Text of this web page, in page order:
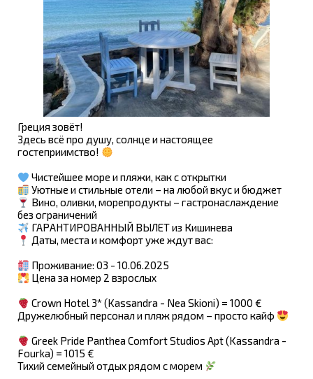
Греция зовёт!
Здесь всё про душу, солнце и настоящее
гостеприимство!
Чистейшее море и пляжи, как с открытки
Уютные и стильные отели – на любой вкус и бюджет
Вино, оливки, морепродукты – гастронаслаждение
без ограничений
ГАРАНТИРОВАННЫЙ ВЫЛЕТ из Кишинева
Даты, места и комфорт уже ждут вас:
Проживание: 03 - 10.06.2025
Цена за номер 2 взрослых
Crown Hotel 3* (Kassandra - Nea Skioni) = 1000 €
Дружелюбный персонал и пляж рядом – просто кайф
Greek Pride Panthea Comfort Studios Apt (Kassandra -
Fourka) = 1015 €
Тихий семейный отдых рядом с морем